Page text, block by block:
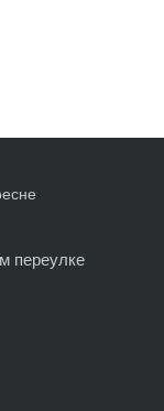
переулке